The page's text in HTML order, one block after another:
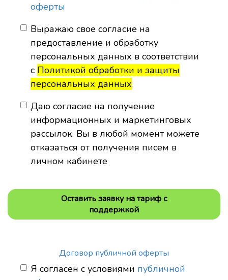
оферты
Выражаю свое согласие на
предоставление и обработку
персональных данных в соответствии
с Политикой обработки и защиты
персональных данных
Даю согласие на получение
информационных и маркетинговых
рассылок. Вы в любой момент можете
отказаться от получения писем в
личном кабинете
Оставить заявку на тариф с
поддержкой
Договор публичной оферты
Я согласен с условиями публичной